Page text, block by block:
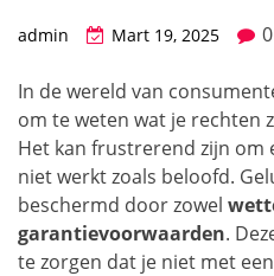
admin Mart 19, 2025 0
In de wereld van
om te weten wat je rechten
Het kan frustrerend zijn
niet werkt zoals beloofd.
beschermd door zowel
garantievoorwaarden.
te zorgen dat je niet met